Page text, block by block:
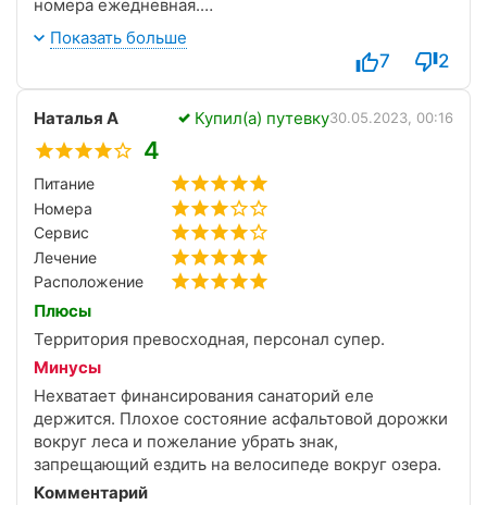
номера ежедневная.
Отдельное спасибо персоналу за предоставленное
лечение. Очень удобно все организовано, по
графику и времени. Остается только ходить и
получать удовольствие от лечения. Также
отдельное спасибо за массаж шейно-воротниковой
зоны. Восстановлена подвижность шеи, снято
напряжение с плеч.
Питание в столовой отлично сбалансировано и
вполне хватало мне крупному мужчине.
Территория санатория очень чистая, ухоженная и
большая. Есть где погулять и подышать свежим
лесным воздухом.
Отдельное удовольствие - посещение бассейна
перед сном. Вода тëплая, комфортная, хорошо
расслабляет позвоночник.
Всем советую отдохнуть в данном санатории.
Лично я обязательно приеду еще.
Показать больше
7 2
Наталья А Купил(а) путевку30.05.2023, 00:16
4
Питание
Номера
Сервис
Лечение
Расположение
Плюсы
Территория превосходная, персонал супер.
Минусы
Нехватает финансирования санаторий еле
держится. Плохое состояние асфальтовой дорожки
вокруг леса и пожелание убрать знак,
запрещающий ездить на велосипеде вокруг озера.
Комментарий